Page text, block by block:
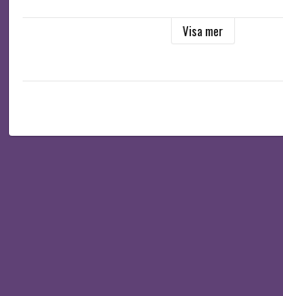
Visa mer